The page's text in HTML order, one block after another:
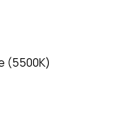
(5500K)